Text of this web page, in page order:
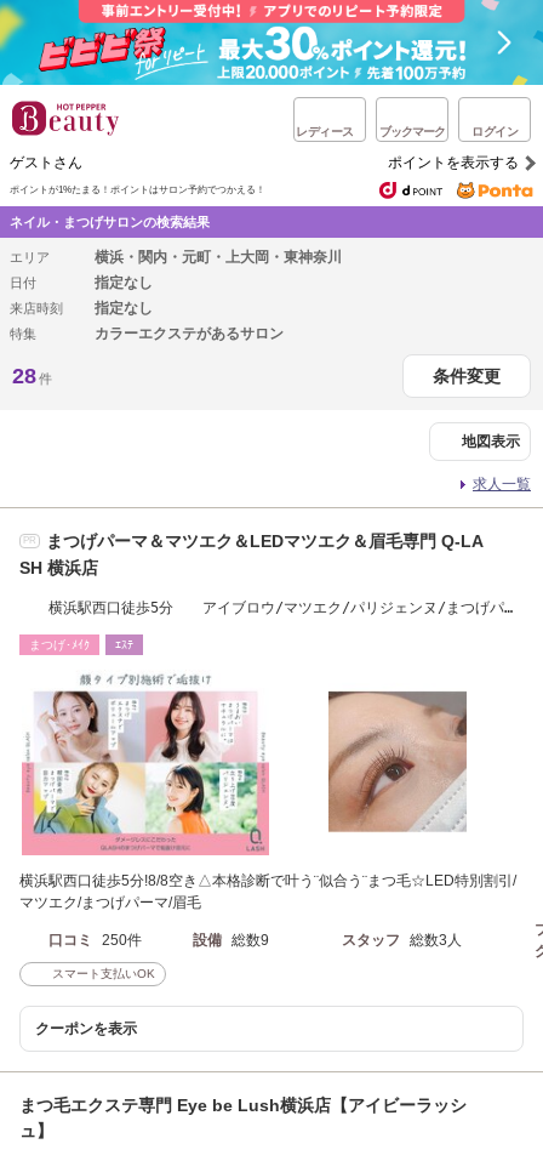
レディース ブックマーク ログイン
ゲストさん ポイントを表示する
ポイントが1%たまる！ ポイントはサロン予約でつかえる！
ネイル・まつげサロンの検索結果
エリア 横浜・関内・元町・上大岡・東神奈川
日付 指定なし
来店時刻 指定なし
特集 カラーエクステがあるサロン
28件 条件変更
地図表示
求人一覧
PR
まつげパーマ＆マツエク＆LEDマツエク＆眉毛専門 Q-LA
SH 横浜店
横浜駅西口徒歩5分 アイブロウ/マツエク/パリジェンヌ/まつげパー
まつげ･ﾒｲｸ ｴｽﾃ
横浜駅西口徒歩5分!8/8空き△本格診断で叶う¨似合う¨まつ毛☆LED特別割引/
マツエク/まつげパーマ/眉毛
口コミ 250件 設備 総数9 スタッフ 総数3人
スマート支払いOK
クーポンを表示
まつ毛エクステ専門 Eye be Lush横浜店【アイビーラッシ
ュ】